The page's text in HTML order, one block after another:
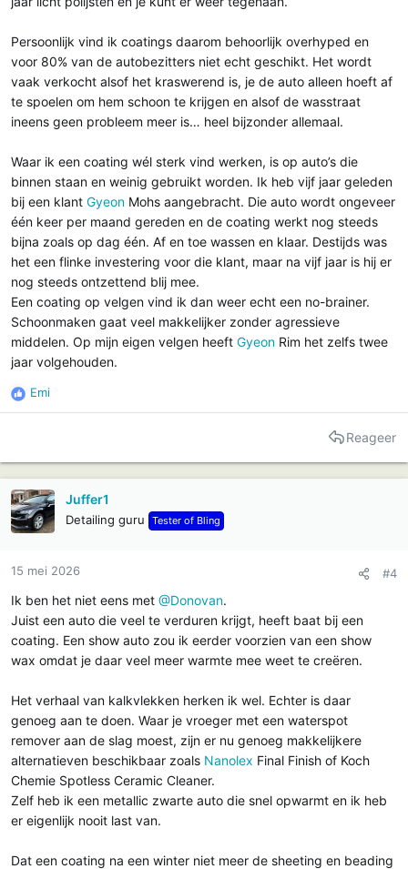
Persoonlijk vind ik coatings daarom behoorlijk overhyped en
voor 80% van de autobezitters niet echt geschikt. Het wordt
vaak verkocht alsof het kraswerend is, je de auto alleen hoeft af
te spoelen om hem schoon te krijgen en alsof de wasstraat
ineens geen probleem meer is… heel bijzonder allemaal.
Waar ik een coating wél sterk vind werken, is op auto’s die
binnen staan en weinig gebruikt worden. Ik heb vijf jaar geleden
bij een klant Gyeon Mohs aangebracht. Die auto wordt ongeveer
één keer per maand gereden en de coating werkt nog steeds
bijna zoals op dag één. Af en toe wassen en klaar. Destijds was
het een flinke investering voor die klant, maar na vijf jaar is hij er
nog steeds ontzettend blij mee.
Een coating op velgen vind ik dan weer echt een no-brainer.
Schoonmaken gaat veel makkelijker zonder agressieve
middelen. Op mijn eigen velgen heeft Gyeon Rim het zelfs twee
jaar volgehouden.
R
e
i
e
s
Emi
Reageer
Juffer1
Detailing guru Tester of Bling
15 mei 2026 #4
Ik ben het niet eens met @Donovan.
Juist een auto die veel te verduren krijgt, heeft baat bij een
coating. Een show auto zou ik eerder voorzien van een show
wax omdat je daar veel meer warmte mee weet te creëren.
Het verhaal van kalkvlekken herken ik wel. Echter is daar
genoeg aan te doen. Waar je vroeger met een waterspot
remover aan de slag moest, zijn er nu genoeg makkelijkere
alternatieven beschikbaar zoals Nanolex Final Finish of Koch
Chemie Spotless Ceramic Cleaner.
Zelf heb ik een metallic zwarte auto die snel opwarmt en ik heb
er eigenlijk nooit last van.
Dat een coating na een winter niet meer de sheeting en beading